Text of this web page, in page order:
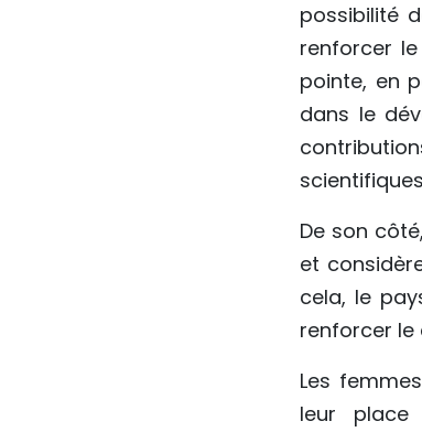
possibilité
renforcer
pointe, en
dans le
De son
et
cela, le
renforcer le
Les
leur place